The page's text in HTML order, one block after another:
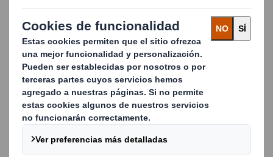
Características